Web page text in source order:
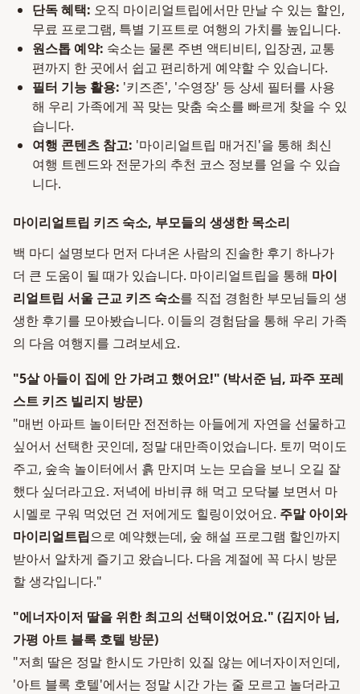
단독 혜택: 오직 마이리얼트립에서만 만날 수 있는 할인,
무료 프로그램, 특별 기프트로 여행의 가치를 높입니다.
원스톱 예약: 숙소는 물론 주변 액티비티, 입장권, 교통
편까지 한 곳에서 쉽고 편리하게 예약할 수 있습니다.
필터 기능 활용: '키즈존', '수영장' 등 상세 필터를 사용
해 우리 가족에게 꼭 맞는 맞춤 숙소를 빠르게 찾을 수 있
습니다.
여행 콘텐츠 참고: '마이리얼트립 매거진'을 통해 최신
여행 트렌드와 전문가의 추천 코스 정보를 얻을 수 있습
니다.
마이리얼트립 키즈 숙소, 부모들의 생생한 목소리
백 마디 설명보다 먼저 다녀온 사람의 진솔한 후기 하나가
더 큰 도움이 될 때가 있습니다. 마이리얼트립을 통해 마이
리얼트립 서울 근교 키즈 숙소를 직접 경험한 부모님들의 생
생한 후기를 모아봤습니다. 이들의 경험담을 통해 우리 가족
의 다음 여행지를 그려보세요.
"5살 아들이 집에 안 가려고 했어요!" (박서준 님, 파주 포레
스트 키즈 빌리지 방문)
"매번 아파트 놀이터만 전전하는 아들에게 자연을 선물하고
싶어서 선택한 곳인데, 정말 대만족이었습니다. 토끼 먹이도
주고, 숲속 놀이터에서 흙 만지며 노는 모습을 보니 오길 잘
했다 싶더라고요. 저녁에 바비큐 해 먹고 모닥불 보면서 마
시멜로 구워 먹었던 건 저에게도 힐링이었어요. 주말 아이와
마이리얼트립으로 예약했는데, 숲 해설 프로그램 할인까지
받아서 알차게 즐기고 왔습니다. 다음 계절에 꼭 다시 방문
할 생각입니다."
"에너자이저 딸을 위한 최고의 선택이었어요." (김지아 님,
가평 아트 블록 호텔 방문)
"저희 딸은 정말 한시도 가만히 있질 않는 에너자이저인데,
'아트 블록 호텔'에서는 정말 시간 가는 줄 모르고 놀더라고